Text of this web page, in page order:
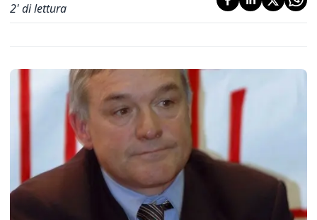
2' di lettura